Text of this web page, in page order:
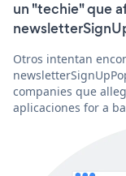
un "techie" que
Otros intentan
companies que
aplicaciones for a